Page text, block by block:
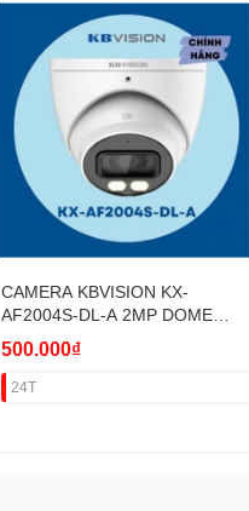
CAMERA KBVISION KX-
AF2004S-DL-A 2MP DOME
SÁNG KÉP VAT
500.000₫
24T